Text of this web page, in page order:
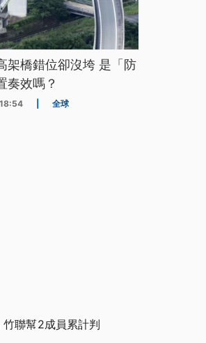
架橋錯位卻沒垮 是「防
奏效嗎？
全球
聯幫2成員累計判